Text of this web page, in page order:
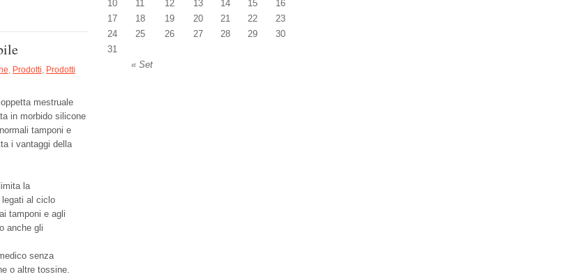
, Prodotti, Prodotti
mestruale
in morbido silicone
tamponi e
i vantaggi della
la
legati al ciclo
tamponi e agli
anche gli
senza
o altre tossine.
« Set
10
11 12 13 14 15
16
17
18 19 20 21 22
23
24
25 26 27 28 29
30
31